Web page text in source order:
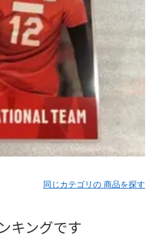
同じカテゴリの 商品を探す
キングです